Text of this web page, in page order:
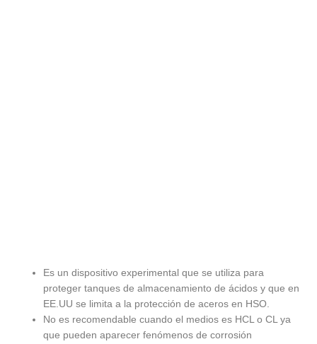
Es un dispositivo experimental que se utiliza para
proteger tanques de almacenamiento de ácidos y que en
EE.UU se limita a la protección de aceros en HSO.
No es recomendable cuando el medios es HCL o CL ya
que pueden aparecer fenómenos de corrosión